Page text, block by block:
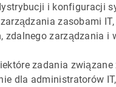
i konfiguracji
zasobami
zdalnego zarządzania i
zadania
dla administratorów